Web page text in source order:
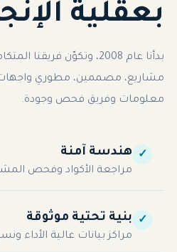
بعقلية
مشاريع، مصممين، مطوري
معلومات وفريق فحص وجودة.
✓ هندسة آمنة
مراجعة الأكواد وفحص
✓ بنية تحتية موثوقة
مراكز بيانات عالية الأداء